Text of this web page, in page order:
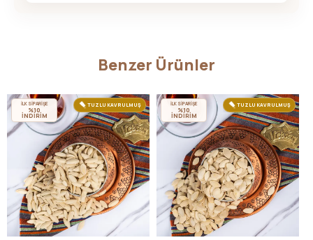
Benzer Ürünler
TUZLU KAVRULMUŞ
İLK SİPARİŞE
%10
İNDİRİM
TUZLU KAVRULMUŞ
İLK SİPARİŞE
%10
İNDİRİM